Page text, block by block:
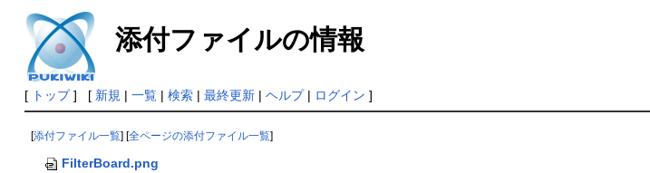
添付ファイルの情報
[ トップ] [ 新規 | 一覧| 検索| 最終更新| ヘルプ| ログイン ]
[添付ファイル一覧] [全ページの添付ファイル一覧]
FilterBoard.png